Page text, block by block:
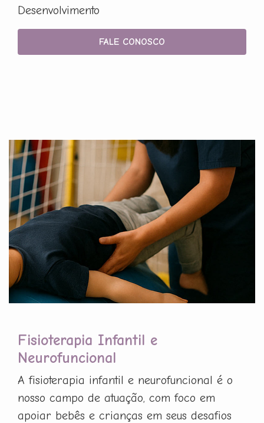
Desenvolvimento
FALE CONOSCO
Fisioterapia Infantil e
Neurofuncional
A fisioterapia infantil e neurofuncional é o
nosso campo de atuação, com foco em
apoiar bebês e crianças em seus desafios